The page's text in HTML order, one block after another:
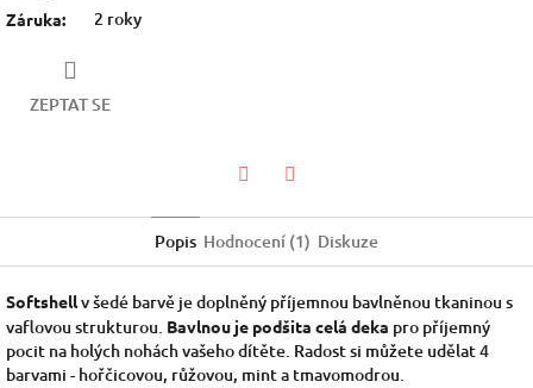
Záruka: 2 roky
ZEPTAT SE
Popis Hodnocení (1) Diskuze
Softshellv šedé barvě je doplněný příjemnou bavlněnou tkaninou s
vaflovou strukturou. Bavlnou je podšita celá deka pro příjemný
pocit na holých nohách vašeho dítěte. Radost si můžete udělat 4
barvami - hořčicovou, růžovou, mint a tmavomodrou.